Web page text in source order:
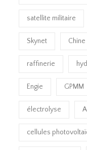
satellite militaire
Skynet Chine
raffinerie
Engie GPMM
électrolyse
cellules